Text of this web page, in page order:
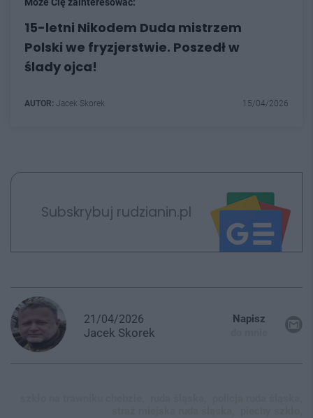
15-letni Nikodem Duda mistrzem
Polski we fryzjerstwie. Poszedł w
ślady ojca!
AUTOR: Jacek Skorek 15/04/2026
Subskrybuj rudzianin.pl
21/04/2026
Jacek Skorek
Napisz